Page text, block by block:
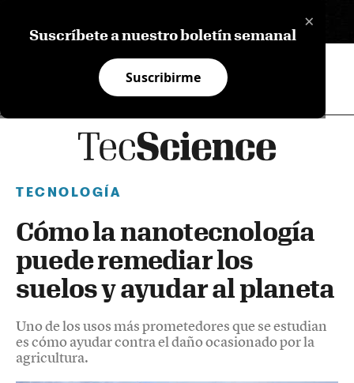
×
Suscríbete a nuestro boletín semanal
Suscribirme
TECNOLOGÍA
Cómo la nanotecnología
puede remediar los
suelos y ayudar al planeta
Uno de los usos más prometedores que se estudian
es cómo ayudar contra el daño ocasionado por la
agricultura.